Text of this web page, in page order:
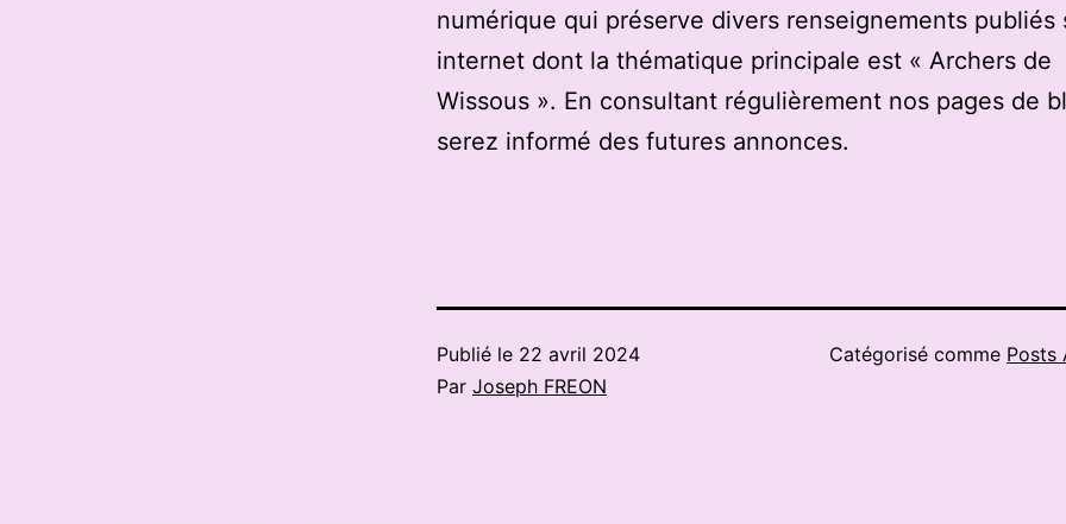
numérique qui préserve divers renseignements publiés
internet dont la thématique principale est « Archers de
Wissous ». En consultant régulièrement nos pages de
serez informé des futures annonces.
Publié le 22 avril 2024
Par Joseph FREON
Catégorisé comme Posts